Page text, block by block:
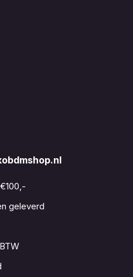
geleverd